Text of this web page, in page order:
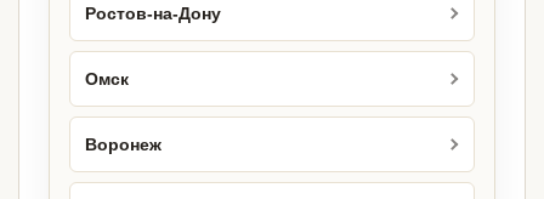
Ростов-на-Дону
Омск
Воронеж